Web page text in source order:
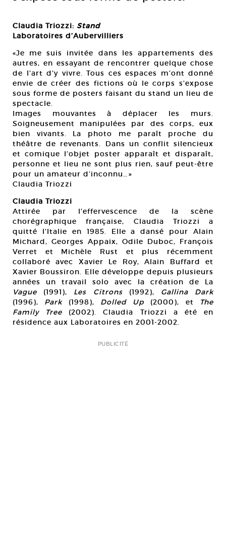
Claudia Triozzi: Stand
Laboratoires d’Aubervilliers
«Je me suis invitée dans les appartements des
autres, en essayant de rencontrer quelque chose
de l’art d’y vivre. Tous ces espaces m’ont donné
envie de créer des fictions où le corps s’expose
sous forme de posters faisant du stand un lieu de
spectacle.
Images mouvantes à déplacer les murs.
Soigneusement manipulées par des corps, eux
bien vivants. La photo me paraît proche du
théâtre de revenants. Dans un conflit silencieux
et comique l’objet poster apparaît et disparaît,
personne et lieu ne sont plus rien, sauf peut-être
pour un amateur d’inconnu…»
Claudia Triozzi
Claudia Triozzi
Attirée par l’effervescence de la scène
chorégraphique française, Claudia Triozzi a
quitté l’Italie en 1985. Elle a dansé pour Alain
Michard, Georges Appaix, Odile Duboc, François
Verret et Michèle Rust et plus récemment
collaboré avec Xavier Le Roy, Alain Buffard et
Xavier Boussiron. Elle développe depuis plusieurs
années un travail solo avec la création de La
Vague (1991), Les Citrons(1992), Gallina Dark
(1996), Park(1998), Dolled Up (2000), et
The
Family Tree (2002). Claudia Triozzi a été en
résidence aux Laboratoires en 2001-2002.
PUBLICITÉ